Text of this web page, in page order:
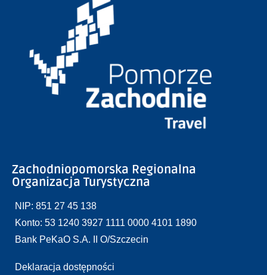
Zachodniopomorska Regionalna
Organizacja Turystyczna
NIP: 851 27 45 138
Konto: 53 1240 3927 1111 0000 4101 1890
Bank PeKaO S.A. II O/Szczecin
Deklaracja dostępności